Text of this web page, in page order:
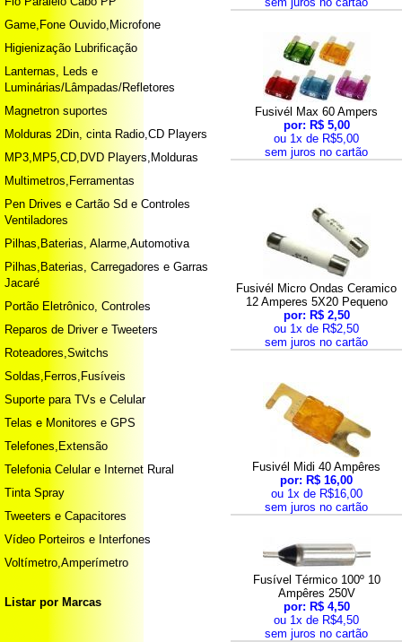
Game,Fone Ouvido,Microfone
Higienização Lubrificação
Lanternas, Leds e
Luminárias/Lâmpadas/Refletores
Magnetron suportes
Molduras 2Din, cinta Radio,CD Players
MP3,MP5,CD,DVD Players,Molduras
Multimetros,Ferramentas
Pen Drives e Cartão Sd e Controles
Ventiladores
Pilhas,Baterias, Alarme,Automotiva
Pilhas,Baterias, Carregadores e Garras
Jacaré
Portão Eletrônico, Controles
Reparos de Driver e Tweeters
Roteadores,Switchs
Soldas,Ferros,Fusíveis
Suporte para TVs e Celular
Telas e Monitores e GPS
Telefones,Extensão
Telefonia Celular e Internet Rural
Tinta Spray
Tweeters e Capacitores
Vídeo Porteiros e Interfones
Voltímetro,Amperímetro
Listar por Marcas
Fusivél Max 60 Ampers
por: R$ 5,00
ou 1x de R$5,00
sem juros no cartão
Fusivél Micro Ondas Ceramico
12 Amperes 5X20 Pequeno
por: R$ 2,50
ou 1x de R$2,50
sem juros no cartão
Fusivél Midi 40 Ampêres
por: R$ 16,00
ou 1x de R$16,00
sem juros no cartão
Fusível Térmico 100º 10
Ampêres 250V
por: R$ 4,50
ou 1x de R$4,50
sem juros no cartão